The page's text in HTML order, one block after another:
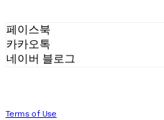
페이스북
카카오톡
네이버 블로그
Terms of Use